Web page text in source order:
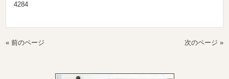
4284
« 前のページ 次のページ »